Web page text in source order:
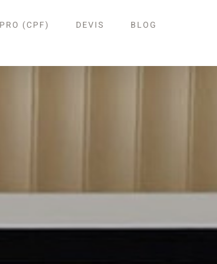
(CPF) DEVIS BLOG